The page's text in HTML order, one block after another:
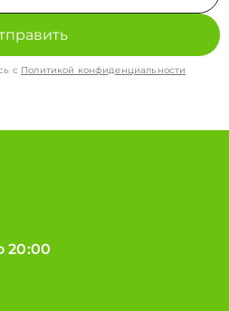
с Политикой конфиденциальности
20:00